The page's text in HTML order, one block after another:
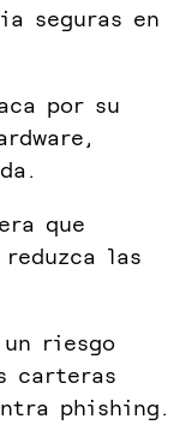
seguras en
por su
que
las
riesgo
carteras
phishing.